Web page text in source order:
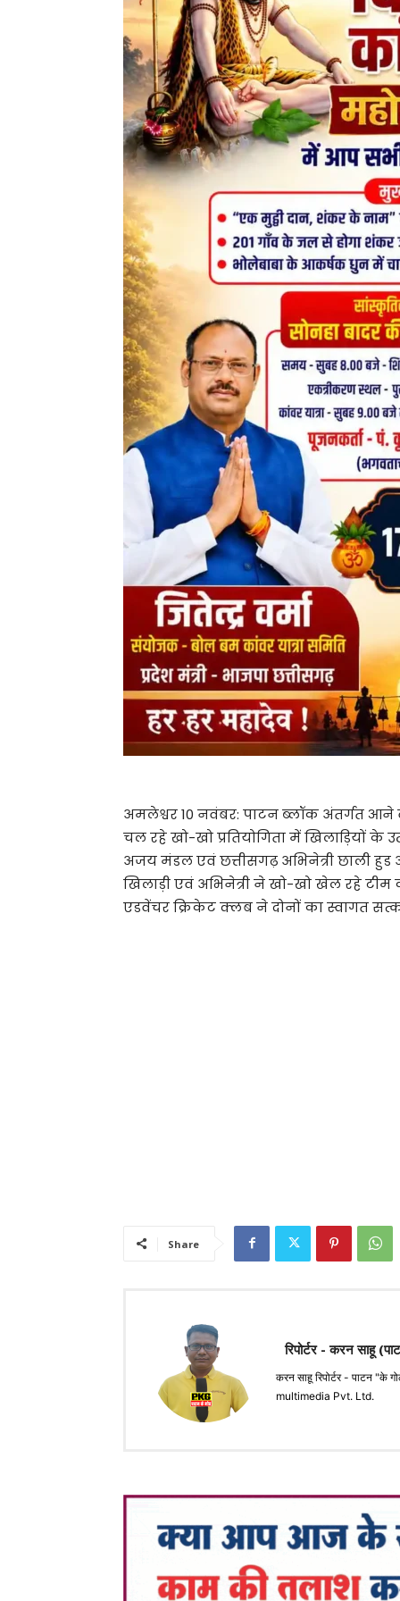
अमलेश्वर 10 नवंबर: पाटन ब्लॉक अंतर्गत
चल रहे खो-खो प्रतियोगिता में खिलाड़ियों
अजय मंडल एवं छत्तीसगढ़ अभिनेत्री छाली
खिलाड़ी एवं अभिनेत्री ने खो-खो खेल रहे टीम
एडवेंचर क्रिकेट क्लब ने दोनों का स्वागत
Share
रिपोर्टर - करन साहू
करन साहू रिपोर्टर - पाटन
multimedia Pvt. Ltd.